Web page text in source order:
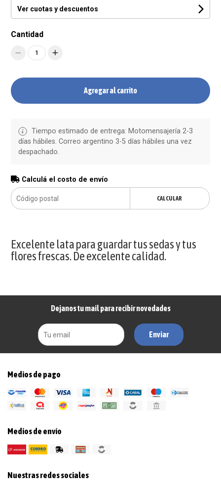
Ver cuotas y descuentos
Cantidad
1
Agregar al carrito
Tiempo estimado de entrega: Motomensajería 2-3
días hábiles. Correo argentino 3-5 días hábiles una vez
despachado.
Calculá el costo de envío
CALCULAR
Excelente lata para guardar tus sedas y tus
flores frescas. De excelente calidad.
Dejanos tu mail para recibir novedades
Enviar
Medios de pago
Medios de envío
Nuestras redes sociales